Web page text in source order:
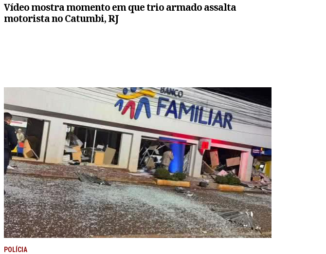
Vídeo mostra momento em que trio armado assalta
motorista no Catumbi, RJ
POLÍCIA